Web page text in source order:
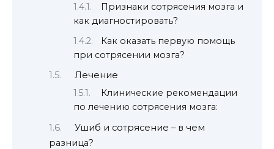
Признаки сотрясения мозга и
как диагностировать?
Как оказать первую помощь
при сотрясении мозга?
Лечение
Клинические рекомендации
по лечению сотрясения мозга:
Ушиб и сотрясение – в чем
разница?